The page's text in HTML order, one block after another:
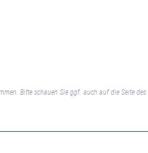
Bitte schauen Sie ggf. auch auf die Seite